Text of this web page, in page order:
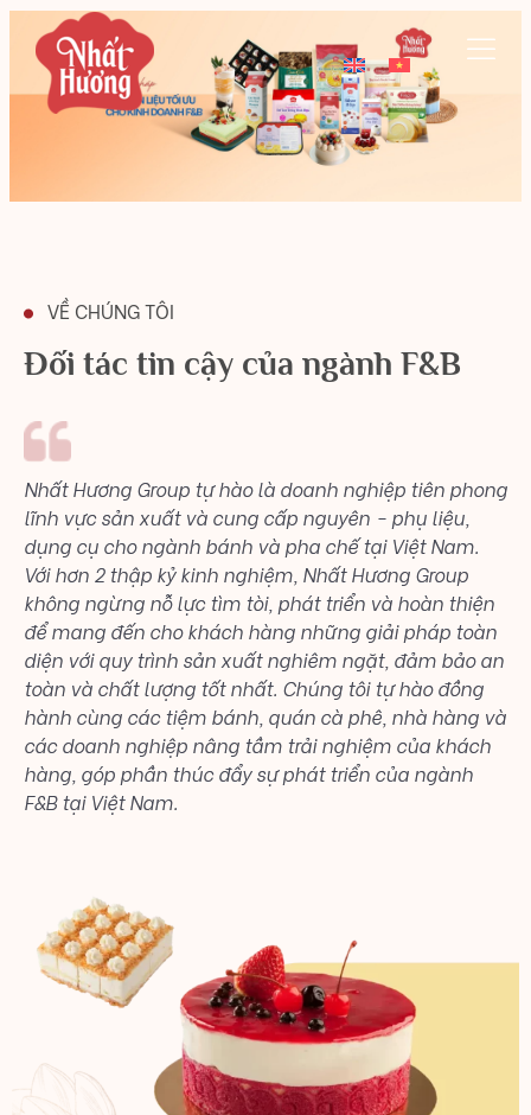
VỀ CHÚNG TÔI
Đối tác tin cậy của ngành F&B
Nhất Hương Group tự hào là doanh nghiệp tiên phong
lĩnh vực sản xuất và cung cấp nguyên - phụ liệu,
dụng cụ cho ngành bánh và pha chế tại Việt Nam.
Với hơn 2 thập kỷ kinh nghiệm, Nhất Hương Group
không ngừng nỗ lực tìm tòi, phát triển và hoàn thiện
để mang đến cho khách hàng những giải pháp toàn
diện với quy trình sản xuất nghiêm ngặt, đảm bảo an
toàn và chất lượng tốt nhất. Chúng tôi tự hào đồng
hành cùng các tiệm bánh, quán cà phê, nhà hàng và
các doanh nghiệp nâng tầm trải nghiệm của khách
hàng, góp phần thúc đẩy sự phát triển của ngành
F&B tại Việt Nam.